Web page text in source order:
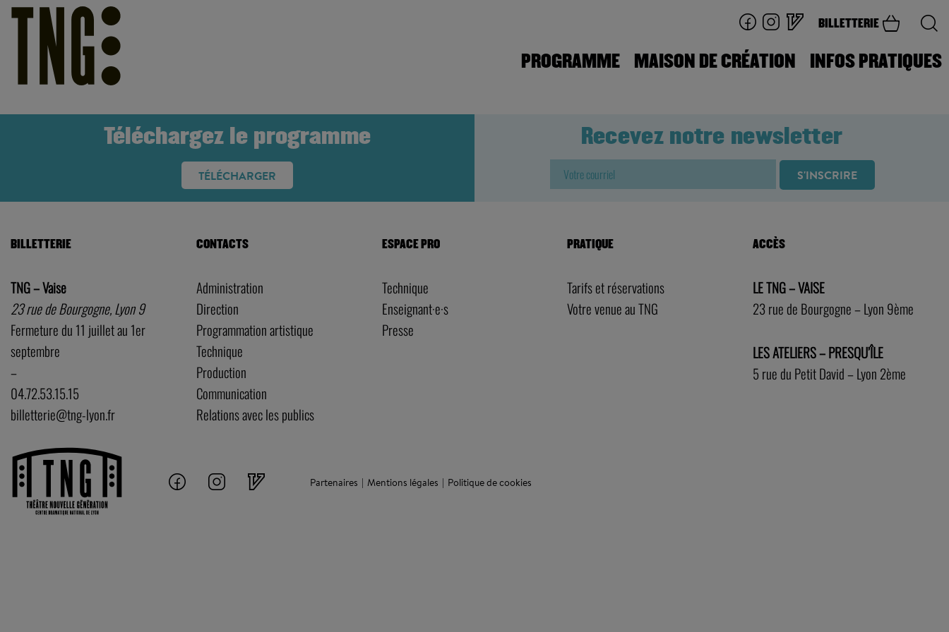
BILLETTERIE
PROGRAMME MAISON DE CRÉATION INFOS PRATIQUES
Téléchargez le programme
TÉLÉCHARGER
Recevez notre newsletter
BILLETTERIE
TNG – Vaise
23 rue de Bourgogne, Lyon 9
Fermeture du 11 juillet au 1er
septembre
–
04.72.53.15.15
billetterie@tng-lyon.fr
CONTACTS
Administration
Direction
Programmation artistique
Technique
Production
Communication
Relations avec les publics
ESPACE PRO
Technique
Enseignant·e·s
Presse
PRATIQUE
Tarifs et réservations
Votre venue au TNG
ACCÈS
LE TNG – VAISE
23 rue de Bourgogne – Lyon 9ème
LES ATELIERS – PRESQU’ÎLE
5 rue du Petit David – Lyon 2ème
Partenaires Mentions légales Politique de cookies